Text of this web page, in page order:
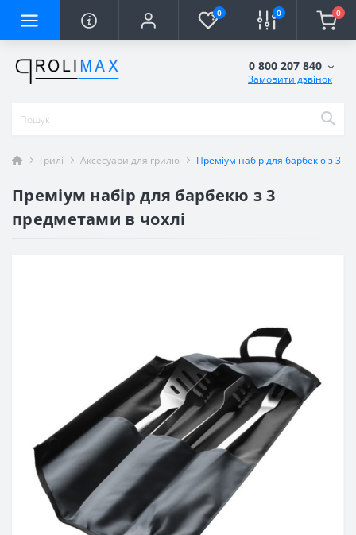
0 0 0
0 800 207 840
Замовити дзвінок
Грилі Аксесуари для грилю Преміум набір для барбекю з 3
Преміум набір для барбекю з 3
предметами в чохлі